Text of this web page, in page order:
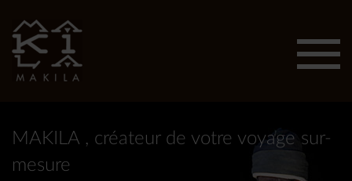
MAKILA , créateur de votre voyage sur-
mesure